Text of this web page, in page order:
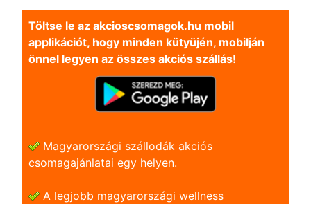
Töltse le az akcioscsomagok.hu mobil
applikációt, hogy minden kütyüjén, mobilján
önnel legyen az összes akciós szállás!
Magyarországi szállodák akciós
csomagajánlatai egy helyen.
A legjobb magyarországi wellness